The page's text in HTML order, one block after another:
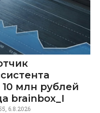
млн рублей
brainbox_I
6.8.2026